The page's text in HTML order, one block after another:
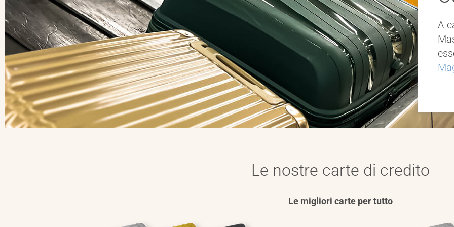
A
Le nostre carte di credito
Le migliori carte per tutto